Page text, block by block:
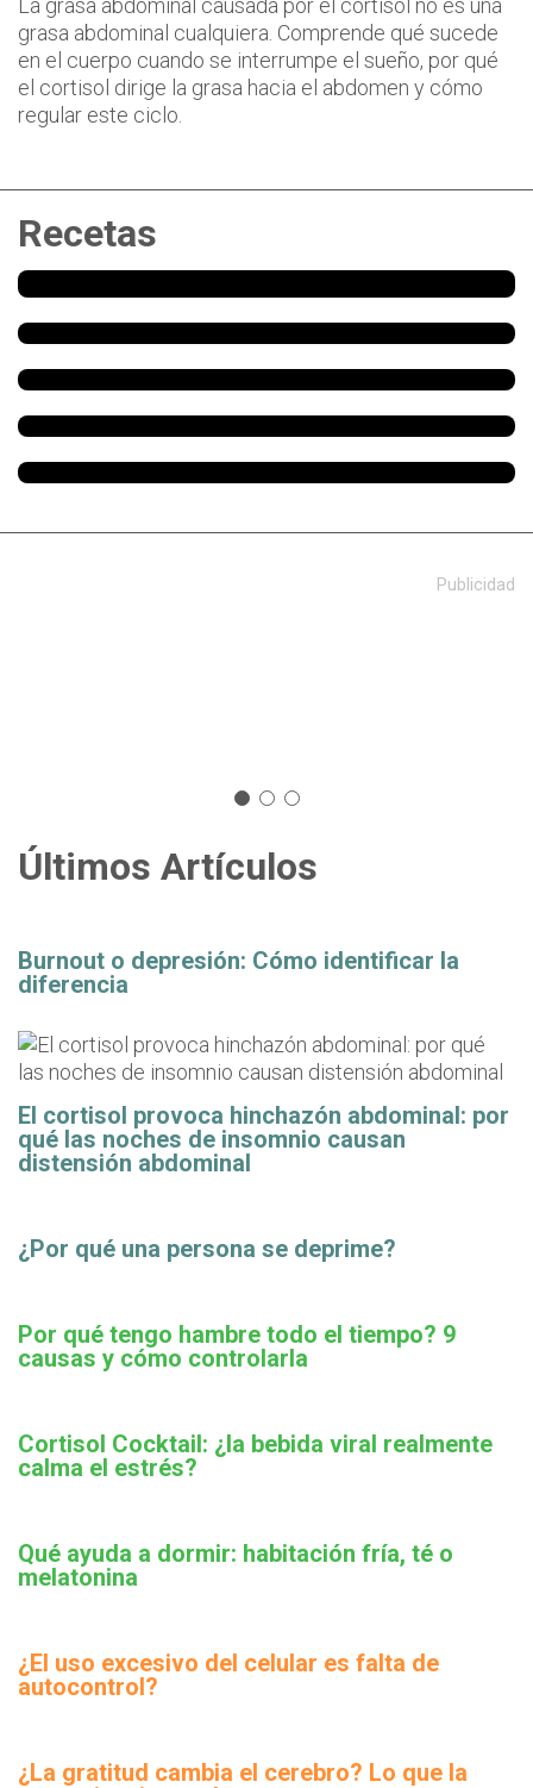
La grasa abdominal causada por el cortisol no es una
grasa abdominal cualquiera. Comprende qué sucede
en el cuerpo cuando se interrumpe el sueño, por qué
el cortisol dirige la grasa hacia el abdomen y cómo
regular este ciclo.
Recetas
Publicidad
Últimos Artículos
Burnout o depresión: Cómo identificar la
diferencia
El cortisol provoca hinchazón abdominal: por
qué las noches de insomnio causan
distensión abdominal
¿Por qué una persona se deprime?
Por qué tengo hambre todo el tiempo? 9
causas y cómo controlarla
Cortisol Cocktail: ¿la bebida viral realmente
calma el estrés?
Qué ayuda a dormir: habitación fría, té o
melatonina
¿El uso excesivo del celular es falta de
autocontrol?
¿La gratitud cambia el cerebro? Lo que la